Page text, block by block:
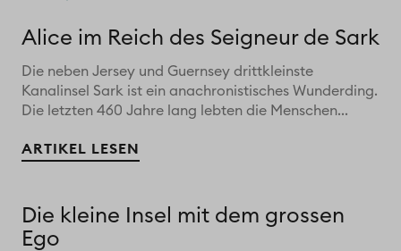
Alice im Reich des Seigneur de Sark
Die neben Jersey und Guernsey drittkleinste
Kanalinsel Sark ist ein anachronistisches Wunderding.
Die letzten 460 Jahre lang lebten die Menschen...
ARTIKEL LESEN
Die kleine Insel mit dem grossen
Ego